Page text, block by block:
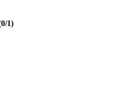
1)